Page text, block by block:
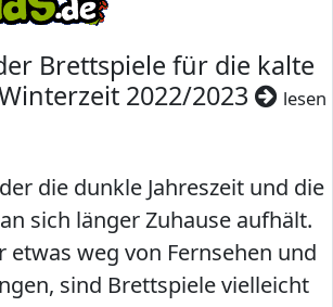
Brettspiele für die kalte
2022/2023
lesen
die dunkle Jahreszeit und die
sich länger Zuhause aufhält.
etwas weg von Fernsehen und
sind Brettspiele vielleicht